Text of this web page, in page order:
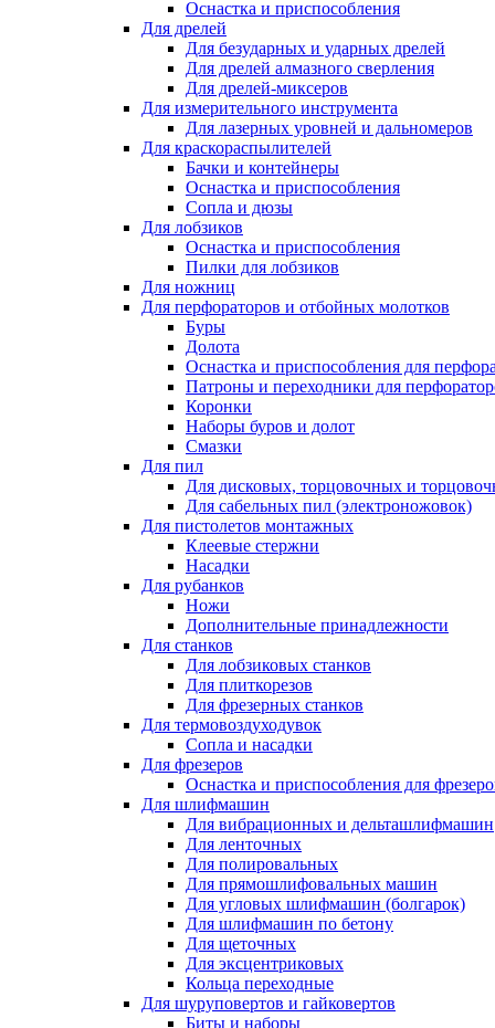
Оснастка и приспособления
Для дрелей
Для безударных и ударных дрелей
Для дрелей алмазного сверления
Для дрелей-миксеров
Для измерительного инструмента
Для лазерных уровней и дальномеров
Для краскораспылителей
Бачки и контейнеры
Оснастка и приспособления
Сопла и дюзы
Для лобзиков
Оснастка и приспособления
Пилки для лобзиков
Для ножниц
Для перфораторов и отбойных молотков
Буры
Долота
Оснастка и приспособления для
Патроны и переходники для
Коронки
Наборы буров и долот
Смазки
Для пил
Для дисковых, торцовочных и
Для сабельных пил (электроножовок)
Для пистолетов монтажных
Клеевые стержни
Насадки
Для рубанков
Ножи
Дополнительные принадлежности
Для станков
Для лобзиковых станков
Для плиткорезов
Для фрезерных станков
Для термовоздуходувок
Сопла и насадки
Для фрезеров
Оснастка и приспособления для
Для шлифмашин
Для вибрационных и дельташлифмашин
Для ленточных
Для полировальных
Для прямошлифовальных машин
Для угловых шлифмашин (болгарок)
Для шлифмашин по бетону
Для щеточных
Для эксцентриковых
Кольца переходные
Для шуруповертов и гайковертов
Биты и наборы